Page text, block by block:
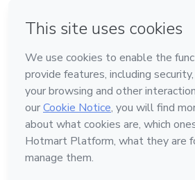
Feito com ❤ em Bogotá
Conheça a Hotmart
Idioma
Português